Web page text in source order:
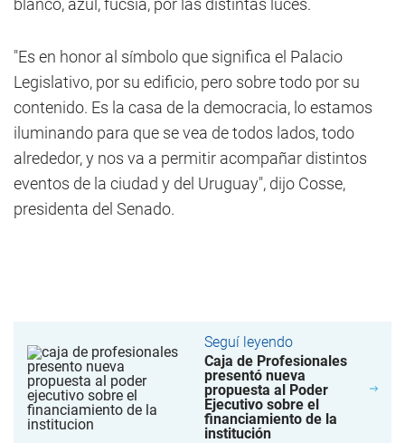
blanco, azul, fucsia, por las distintas luces.
"Es en honor al símbolo que significa el Palacio
Legislativo, por su edificio, pero sobre todo por su
contenido. Es la casa de la democracia, lo estamos
iluminando para que se vea de todos lados, todo
alrededor, y nos va a permitir acompañar distintos
eventos de la ciudad y del Uruguay", dijo Cosse,
presidenta del Senado.
Seguí leyendo
Caja de Profesionales
presentó nueva
propuesta al Poder
Ejecutivo sobre el
financiamiento de la
institución